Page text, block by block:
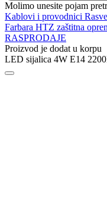
Molimo unesite pojam
Kablovi i provodnici
Farbara HTZ zaštitna
RASPRODAJE
Proizvod je dodat u korpu
LED sijalica 4W E14